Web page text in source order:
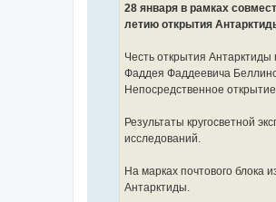
28 января в рамках
летию открытия
Честь открытия
Фаддея Фаддеевича
Непосредственное
Результаты кругосветной
исследований.
На марках почтового
Антарктиды.